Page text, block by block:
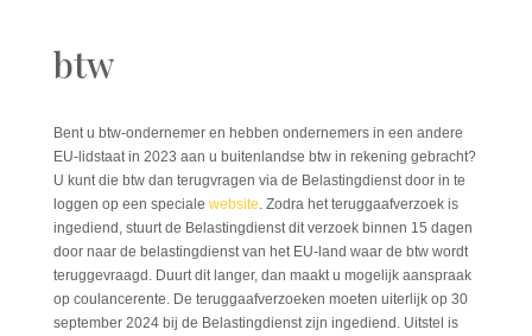
btw
Bent u btw-ondernemer en hebben ondernemers in een andere
EU-lidstaat in 2023 aan u buitenlandse btw in rekening gebracht?
U kunt die btw dan terugvragen via de Belastingdienst door in te
loggen op een speciale website. Zodra het teruggaafverzoek is
ingediend, stuurt de Belastingdienst dit verzoek binnen 15 dagen
door naar de belastingdienst van het EU-land waar de btw wordt
teruggevraagd. Duurt dit langer, dan maakt u mogelijk aanspraak
op coulancerente. De teruggaafverzoeken moeten uiterlijk op 30
september 2024 bij de Belastingdienst zijn ingediend. Uitstel is